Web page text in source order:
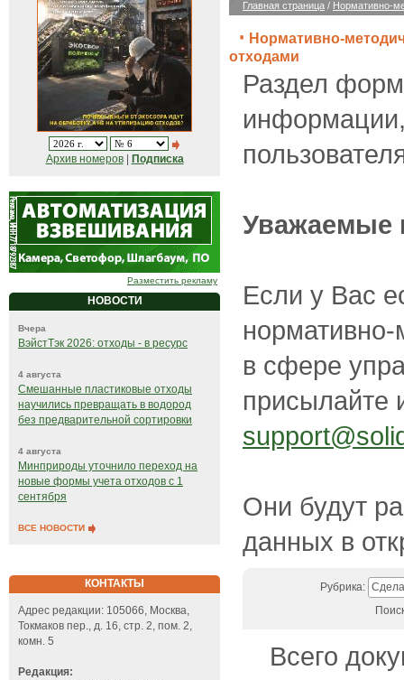
Архив номеров| Подписка
Разместить рекламу
НОВОСТИ
Вчера
ВэйстТэк 2026: отходы - в ресурс
4 августа
Смешанные пластиковые отходы
научились превращать в водород
без предварительной сортировки
4 августа
Минприроды уточнило переход на
новые формы учета отходов с 1
сентября
ВСЕ НОВОСТИ
КОНТАКТЫ
Адрес редакции: 105066, Москва,
Токмаков пер., д. 16, стр. 2, пом. 2,
комн. 5
Редакция:
Главная страница / Нормативно-
Нормативно-
отходами
Раздел
Уважаемые
Если у Вас
нормативно-
в сфере
присылайте
Они будут
данных в
Рубрика:
Всего